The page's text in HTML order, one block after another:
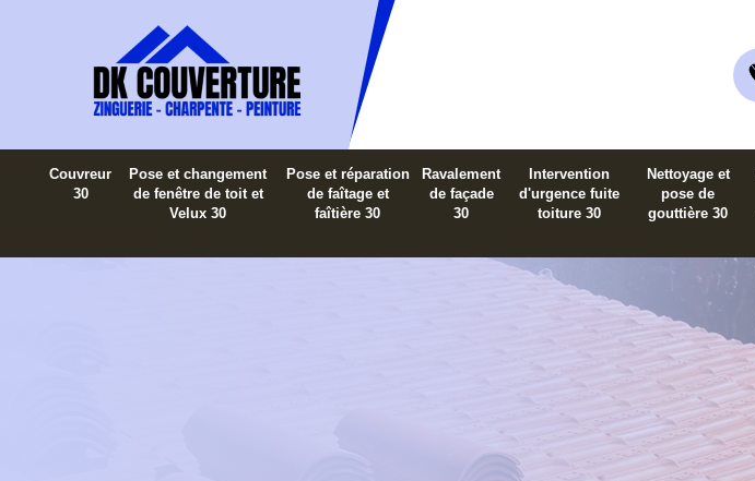
Couvreur
30
Pose et changement
de fenêtre de toit et
Velux 30
Pose et réparation
de faîtage et
faîtière 30
Ravalement
de façade
30
Intervention
d'urgence fuite
toiture 30
Nettoyage et
pose de
gouttière 30